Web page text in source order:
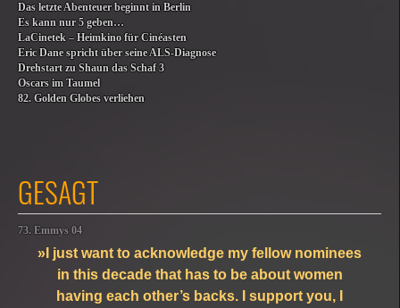
Das letzte Abenteuer beginnt in Berlin
Es kann nur 5 geben…
LaCinetek – Heimkino für Cinéasten
Eric Dane spricht über seine ALS-Diagnose
Drehstart zu Shaun das Schaf 3
Oscars im Taumel
82. Golden Globes verliehen
GESAGT
73. Emmys 04
»I just want to acknowledge my fellow nominees
in this decade that has to be about women
having each other’s backs. I support you, I